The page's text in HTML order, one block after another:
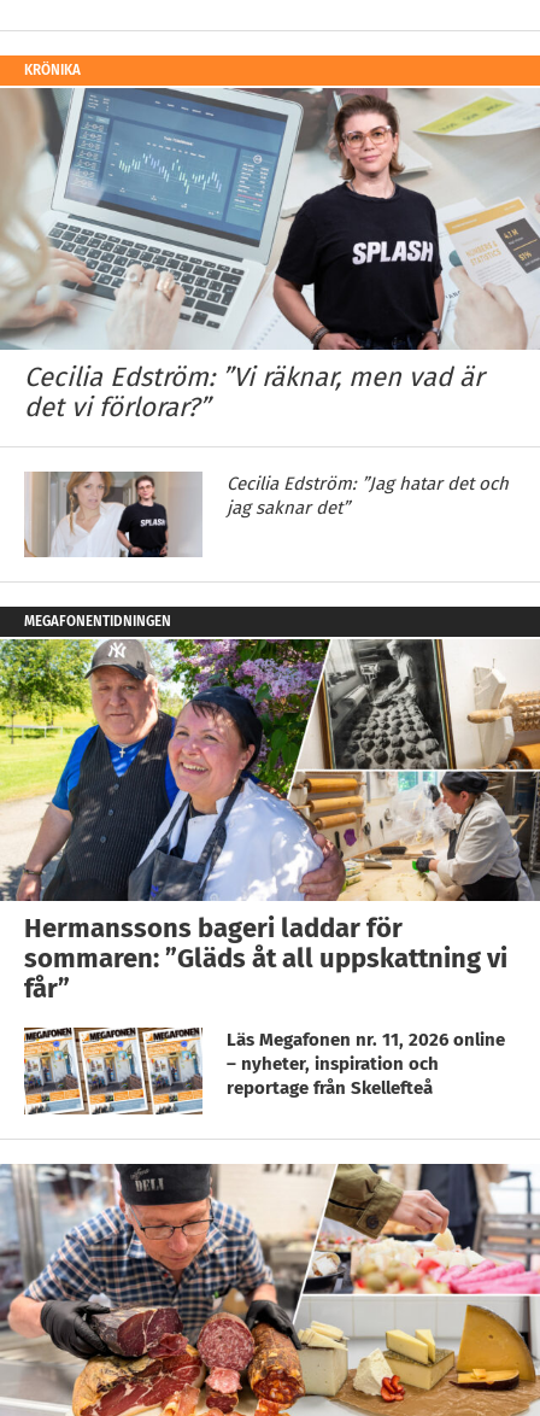
KRÖNIKA
Cecilia Edström: ”Vi räknar, men vad är
det vi förlorar?”
Cecilia Edström: ”Jag hatar det och
jag saknar det”
MEGAFONENTIDNINGEN
Hermanssons bageri laddar för
sommaren: ”Gläds åt all uppskattning vi
får”
Läs Megafonen nr. 11, 2026 online
– nyheter, inspiration och
reportage från Skellefteå